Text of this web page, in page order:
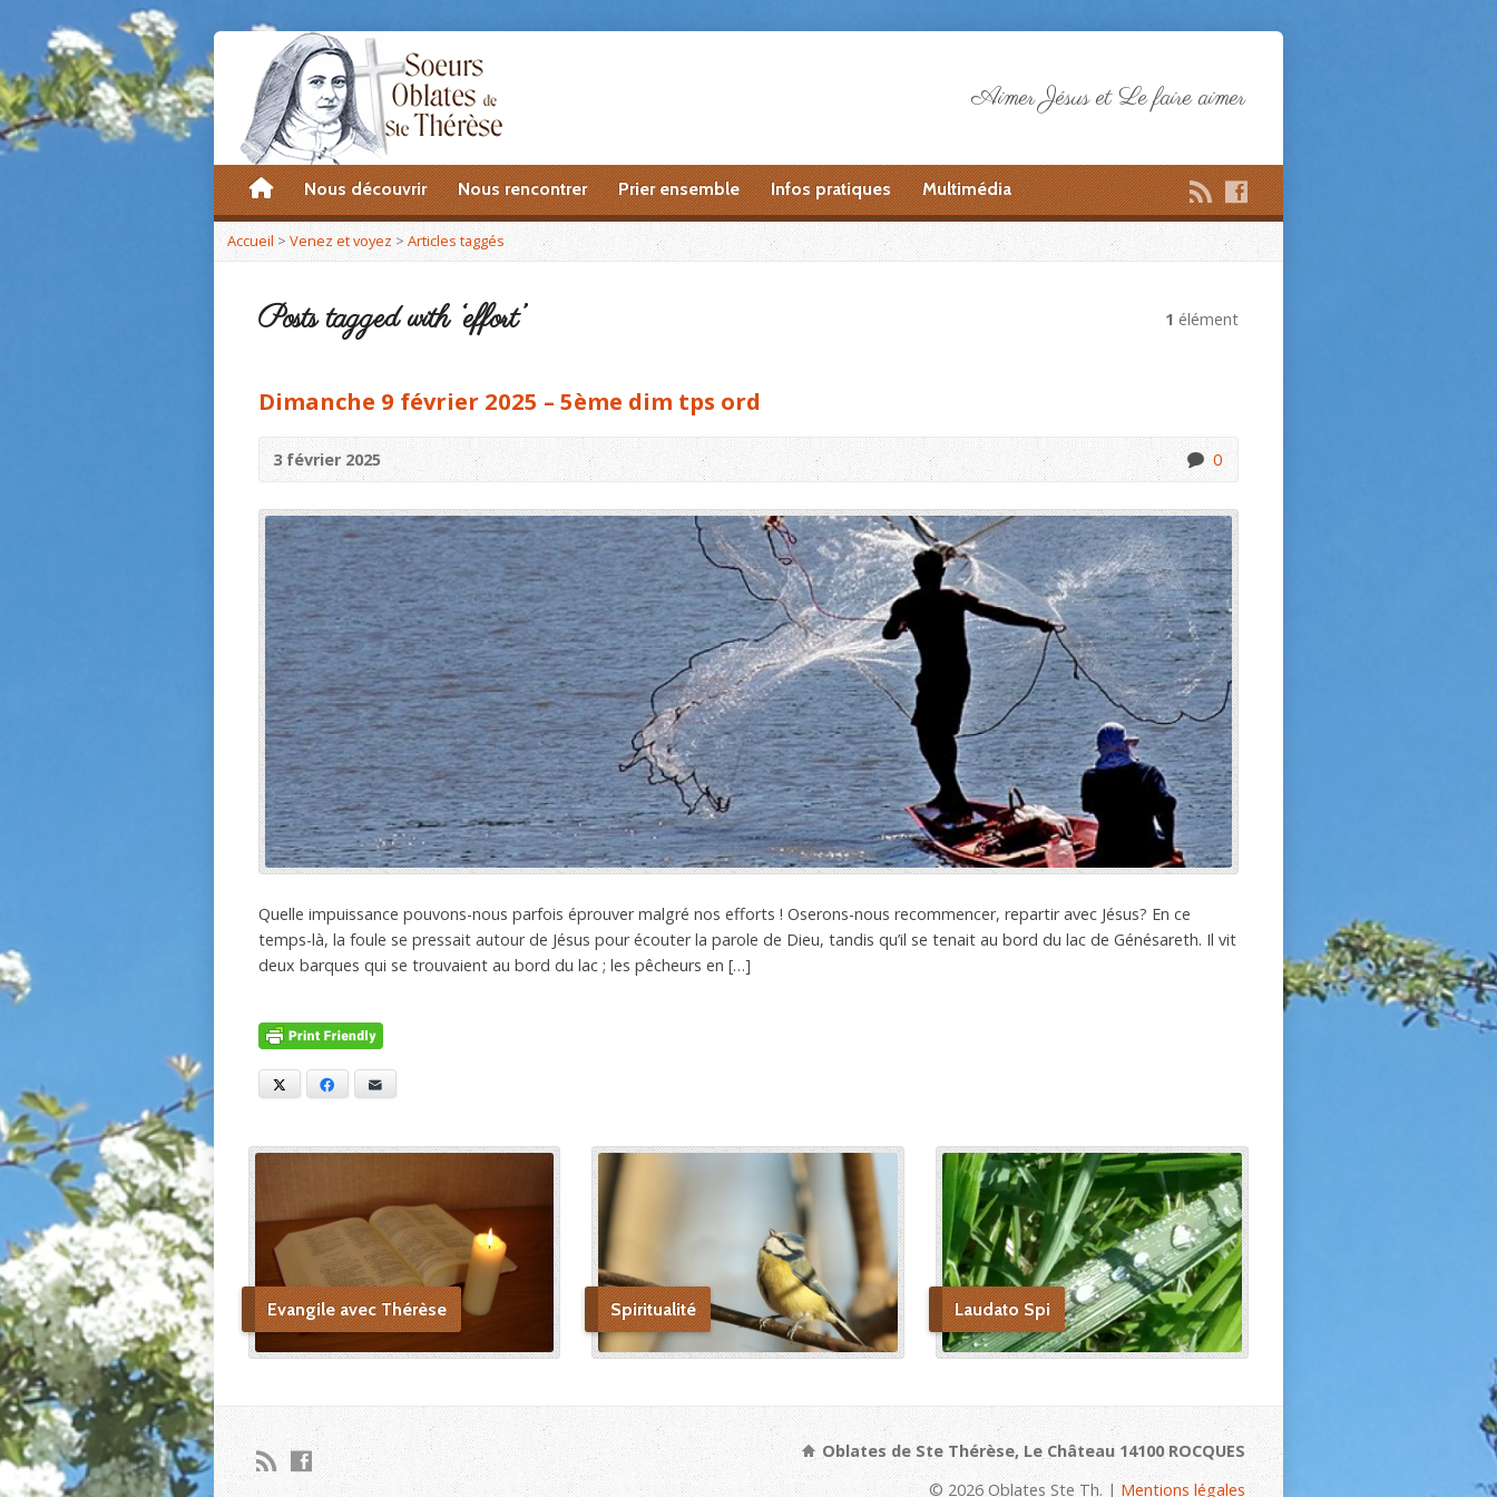
Aimer Jésus et Le faire aimer
accueilNous découvrir Nous rencontrer Prier ensemble Infos pratiques Multimédia
Accueil>Venez et voyez > Articles taggés
Posts tagged with ‘effort’ 1 élément
Dimanche 9 février 2025 – 5ème dim tps ord
3 février 2025 0
Quelle impuissance pouvons-nous parfois éprouver malgré nos efforts ! Oserons-nous recommencer, repartir avec Jésus? En ce
temps-là, la foule se pressait autour de Jésus pour écouter la parole de Dieu, tandis qu’il se tenait au bord du lac de Génésareth. Il vit
deux barques qui se trouvaient au bord du lac ; les pêcheurs en […]
Facebook
Evangile avec Thérèse Spiritualité Laudato Spi
Oblates de Ste Thérèse, Le Château 14100 ROCQUES
© 2026 Oblates Ste Th. |Mentions légales